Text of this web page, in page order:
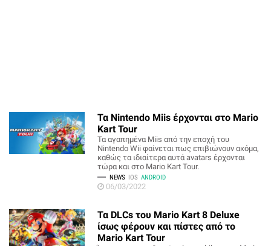
Τα Nintendo Miis έρχονται στο Mario
Kart Tour
Τα αγαπημένα Miis από την εποχή του
Nintendo Wii φαίνεται πως επιβιώνουν ακόμα,
καθώς τα ιδιαίτερα αυτά avatars έρχονται
τώρα και στο Mario Kart Tour.
NEWS IOS ANDROID
06/03/2022
Τα DLCs του Mario Kart 8 Deluxe
ίσως φέρουν και πίστες από το
Mario Kart Tour